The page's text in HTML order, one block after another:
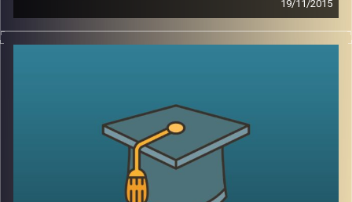
19/11/2015
דוקטור שירי רזניק מספרת על מחאות נשיות
ה-60 וה-90, סרטי דיסני, מכתבים של ילדים
וילדות למפיקי טלוויזיה והספר "המיסתורין
AudioVersity